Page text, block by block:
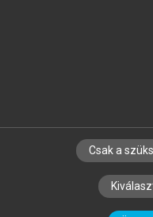
SZERZŐKNEK
SZERKESZTÉSI
Csak a